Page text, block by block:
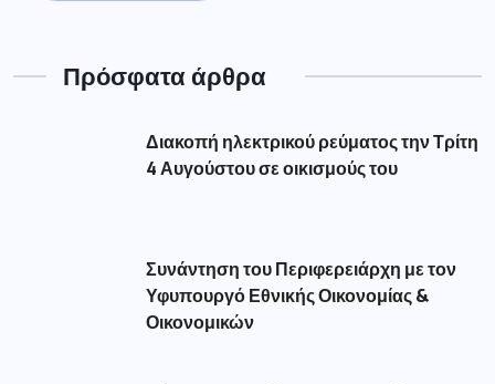
Πρόσφατα άρθρα
Διακοπή ηλεκτρικού ρεύματος την Τρίτη
4 Αυγούστου σε οικισμούς του
Συνάντηση του Περιφερειάρχη με τον
Υφυπουργό Εθνικής Οικονομίας &
Οικονομικών